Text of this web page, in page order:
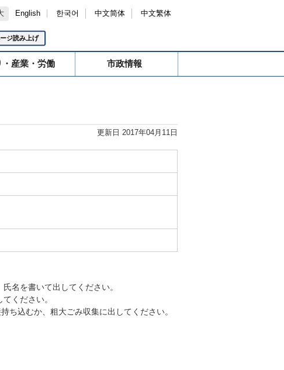
English 한국어 中文简体 中文繁体
ジ読み上げ
・産業・労働 市政情報
更新日 2017年04月11日
名を書いて出してください。
ください。
込むか、粗大ごみ収集に出してください。